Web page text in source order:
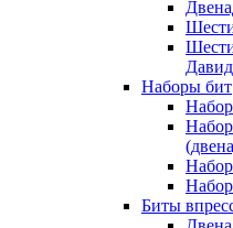
Наборы бит
Биты